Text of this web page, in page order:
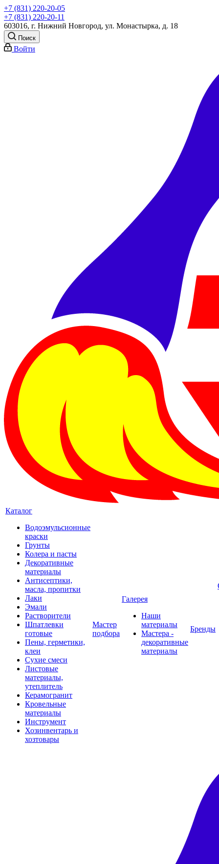
+7 (831) 220-20-05
+7 (831) 220-20-11
603016, г. Нижний Новгород, ул. Монастырка, д. 18
Поиск
Войти
Каталог
Водоэмульсионные
краски
Грунты
Колера и пасты
Декоративные
материалы
Антисептики,
масла, пропитки
Лаки
Эмали
Растворители
Шпатлевки
готовые
Пены, герметики,
клеи
Сухие смеси
Листовые
материалы,
утеплитель
Керамогранит
Кровельные
материалы
Инструмент
Хозинвентарь и
хозтовары
Мастер
подбора
Галерея
Наши
материалы
Мастера -
декоративные
материалы
Бренды